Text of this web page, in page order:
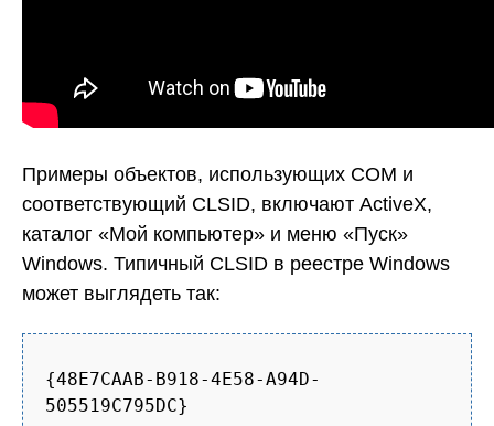
Примеры объектов, использующих COM и
соответствующий CLSID, включают ActiveX,
каталог «Мой компьютер» и меню «Пуск»
Windows. Типичный CLSID в реестре Windows
может выглядеть так:
{48E7CAAB-B918-4E58-A94D-
505519C795DC}